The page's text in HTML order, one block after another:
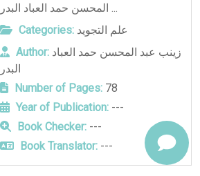
المحسن حمد العباد البدر ...
Categories: علم التجويد
Author: زينب عبد المحسن حمد العباد
البدر
Number of Pages:78
Year of Publication:---
Book Checker:---
Book Translator:---